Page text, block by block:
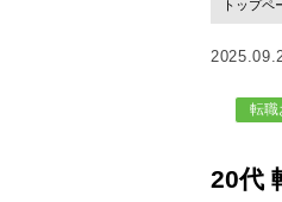
トップペ
転職
20代